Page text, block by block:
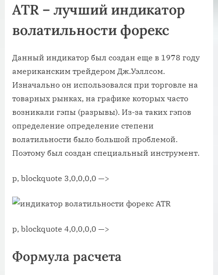
ATR – лучший индикатор
волатильности форекс
Данный индикатор был создан еще в 1978 году
американским трейдером Дж.Уэллсом.
Изначально он использовался при торговле на
товарных рынках, на графике которых часто
возникали гэпы (разрывы). Из-за таких гэпов
определение определение степени
волатильности было большой проблемой.
Поэтому был создан специальный инструмент.
p, blockquote 3,0,0,0,0 —>
p, blockquote 4,0,0,0,0 —>
Формула расчета